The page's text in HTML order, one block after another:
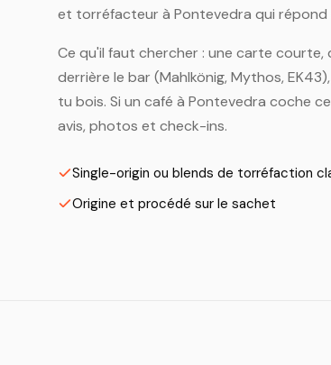
et torréfacteur à Pontevedra qui répond
Ce qu'il faut chercher : une carte courte,
derrière le bar (Mahlkönig, Mythos,
tu bois. Si un café à Pontevedra coche
avis, photos et check-ins.
Single-origin ou blends de torréfaction
Origine et procédé sur le sachet